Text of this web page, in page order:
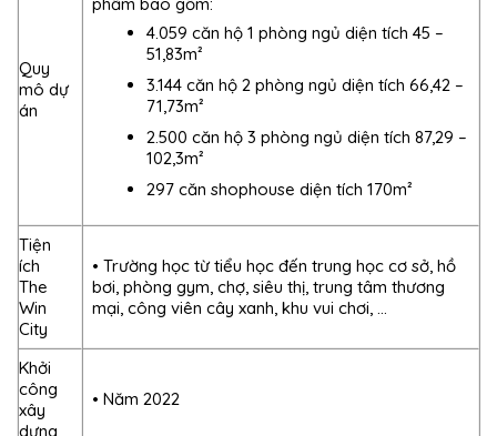
Quy
mô dự
án
4.059 căn hộ 1 phòng ngủ diện tích 45 –
51,83m²
3.144 căn hộ 2 phòng ngủ diện tích 66,42 –
71,73m²
2.500 căn hộ 3 phòng ngủ diện tích 87,29 –
102,3m²
297 căn shophouse diện tích 170m²
Tiện
ích
The
Win
City
• Trường học từ tiểu học đến trung học cơ sở, hồ
bơi, phòng gym, chợ, siêu thị, trung tâm thương
mại, công viên cây xanh, khu vui chơi, …
Khởi
công
xây
dựng
• Năm 2022